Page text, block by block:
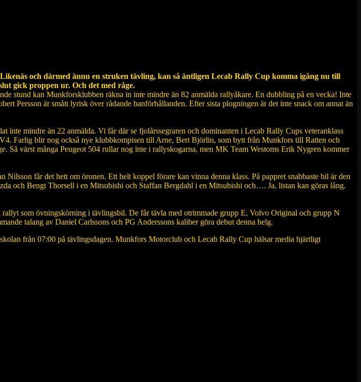
och därmed ännu en struken tävling, kan så äntligen Lecab Rally Cup komma igång nu till
gick proppen ur. Och det med råge.
stund kan Munkforsklubben räkna in inte mindre än 82 anmälda rallyåkare. En dubbling på en vecka! Inte
Persson är smått lyrisk över rådande banförhållanden. Efter sista plogningen är det inte snack om annat än
inte mindre än 22 anmälda. Vi får där se fjolårssegraren och dominanten i Lecab Rally Cups veteranklass
Farlig blir nog också nye klubbkompisen till Arne, Bert Björlin, som bytt från Munkfors till Ratten och
Så värst många Peugeot 504 rullar nog inte i rallyskogarna, men MK Team Westoms Erik Nygren kommer
får det hett om öronen. Ett helt koppel förare kan vinna denna klass. På pappret snabbaste bil är den
och Bengt Thorsell i en Mitsubishi och Staffan Bergdahl i en Mitsubishi och…. Ja, listan kan göras lång.
som övningskörning i tävlingsbil. De får tävla med otrimmade grupp E, Volvo Original och grupp N
talang av Daniel Carlssons och PG Anderssons kaliber göra debut denna helg.
från 07:00 på tävlingsdagen. Munkfors Motorclub och Lecab Rally Cup hälsar media hjärtligt